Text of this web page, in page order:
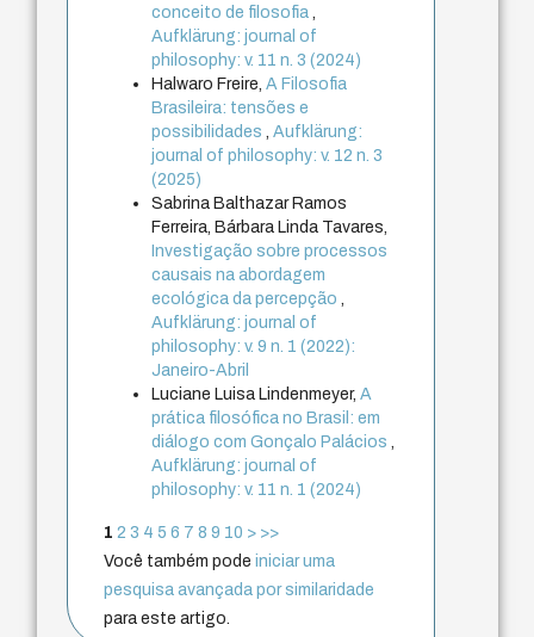
conceito de filosofia,
Aufklärung: journal of
philosophy: v. 11 n. 3 (2024)
Halwaro Freire,A Filosofia
Brasileira: tensões e
possibilidades,Aufklärung:
journal of philosophy: v. 12 n. 3
(2025)
Sabrina Balthazar Ramos
Ferreira, Bárbara Linda Tavares,
Investigação sobre processos
causais na abordagem
ecológica da percepção,
Aufklärung: journal of
philosophy: v. 9 n. 1 (2022):
Janeiro-Abril
Luciane Luisa Lindenmeyer,A
prática filosófica no Brasil: em
diálogo com Gonçalo Palácios,
Aufklärung: journal of
philosophy: v. 11 n. 1 (2024)
1 2 3 4 5 6 7 8 9 10 > >>
Você também podeiniciar uma
pesquisa avançada por similaridade
para este artigo.